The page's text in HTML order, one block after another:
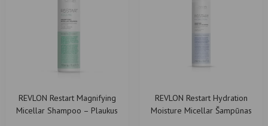
REVLON Restart Magnifying
Micellar Shampoo – Plaukus
REVLON Restart Hydration
Moisture Micellar Šampūnas